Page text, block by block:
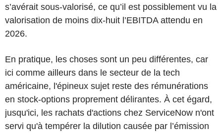
s’avérait sous-valorisé, ce qu’il est possiblement vu la
valorisation de moins dix-huit l’EBITDA attendu en
2026.
En pratique, les choses sont un peu différentes, car
ici comme ailleurs dans le secteur de la tech
américaine, l'épineux sujet reste des rémunérations
en stock-options proprement délirantes. À cet égard,
jusqu'ici, les rachats d'actions chez ServiceNow n'ont
servi qu'à tempérer la dilution causée par l’émission